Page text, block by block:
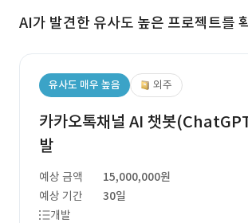
AI가 발견한 유사도 높은 프로젝트를
유사도 매우 높음 외주
카카오톡채널 AI 챗봇
발
예상 금액
15,000,000원
예상 기간
30일
개발